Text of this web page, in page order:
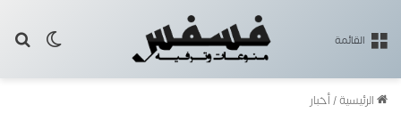
القائمة
الرئيسية/أخبار